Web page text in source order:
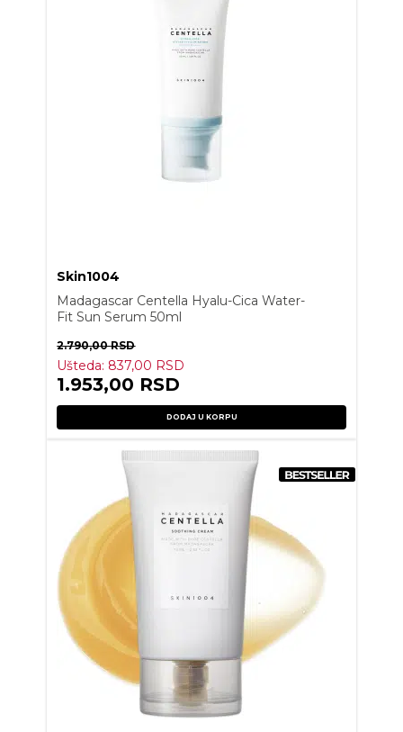
Skin1004
Madagascar Centella Hyalu-Cica Water-
Fit Sun Serum 50ml
2.790,00RSD
Ušteda: 837,00 RSD
1.953,00 RSD
DODAJ U KORPU